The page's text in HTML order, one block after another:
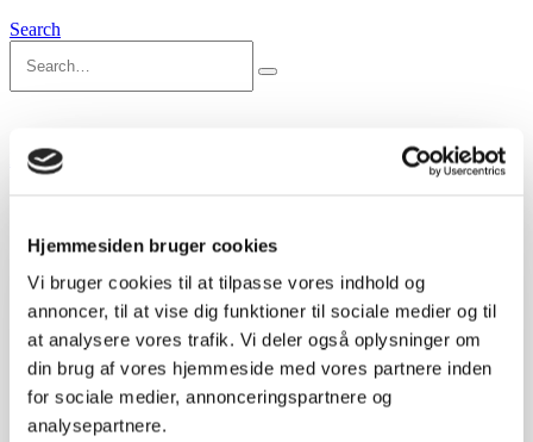
Hjemmesiden bruger cookies
Vi bruger cookies til at tilpasse vores indhold og
annoncer, til at vise dig funktioner til sociale medier og til
at analysere vores trafik. Vi deler også oplysninger om
din brug af vores hjemmeside med vores partnere inden
for sociale medier, annonceringspartnere og
analysepartnere.
Search
Back to Blog
CATEGORY:BRØNDRENOVERING
Så galt gik det for en tæret
pumpebrønd
Så galt kan det gå når der bliver brugt det forkerte produkt i
et aggressivt miljø. Pumpebrønden er kun ganske få år